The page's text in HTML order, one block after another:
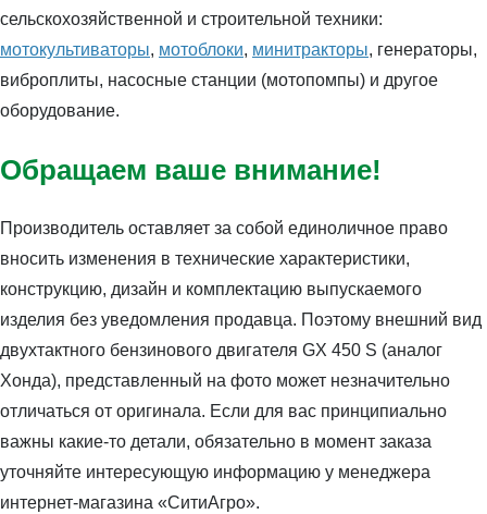
сельскохозяйственной и строительной техники:
мотокультиваторы, мотоблоки, минитракторы, генераторы,
виброплиты, насосные станции (мотопомпы) и другое
оборудование.
Обращаем ваше внимание!
Производитель оставляет за собой единоличное право
вносить изменения в технические характеристики,
конструкцию, дизайн и комплектацию выпускаемого
изделия без уведомления продавца. Поэтому внешний вид
двухтактного бензинового двигателя GX 450 S (аналог
Хонда), представленный на фото может незначительно
отличаться от оригинала. Если для вас принципиально
важны какие-то детали, обязательно в момент заказа
уточняйте интересующую информацию у менеджера
интернет-магазина «СитиАгро».